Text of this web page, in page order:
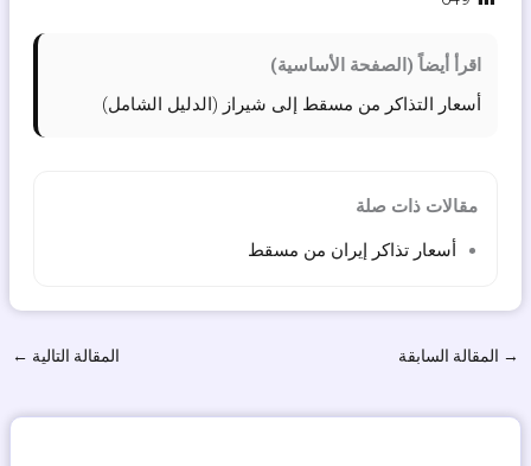
اقرأ أيضاً (الصفحة الأساسية)
أسعار التذاكر من مسقط إلى شيراز (الدليل الشامل)
مقالات ذات صلة
أسعار تذاكر إيران من مسقط
→ المقالة السابقة المقالة التالية ←